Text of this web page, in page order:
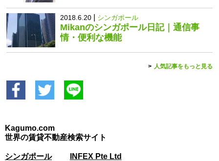
2018.6.20 シンガポール
Mikanのシンガポール日記｜通信事
情・便利な機能
人気記事をもっと見る
Kagumo.com
世界の賃貸不動産検索サイト
シンガポール INFEX Pte Ltd